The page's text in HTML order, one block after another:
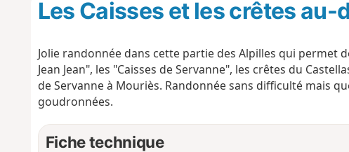
Les Caisses et les crêtes
Jolie randonnée dans cette partie des Alpilles qui permet
Jean Jean", les "Caisses de Servanne", les crêtes du
de Servanne à Mouriès. Randonnée sans difficulté mais
goudronnées.
Fiche technique